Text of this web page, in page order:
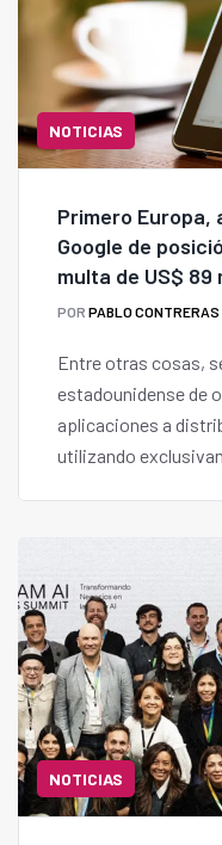
NOTICIAS
Primero Europa,
Google de
multa de US$ 89
POR PABLO CONTRERAS
Entre otras cosas,
estadounidense de
aplicaciones a
utilizando
NOTICIAS